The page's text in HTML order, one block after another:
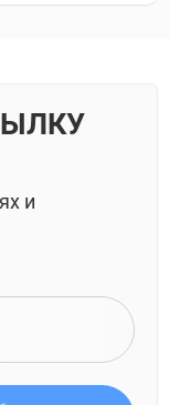
и